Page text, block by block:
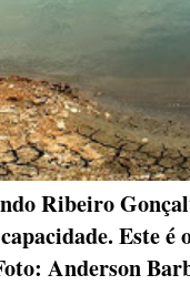
Ribeiro
Este é
Anderson